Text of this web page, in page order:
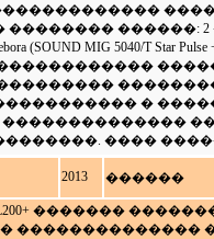
� ��������
(SOUND MIG 5040/T
�
����
2013 ������
PL200+ �������
�